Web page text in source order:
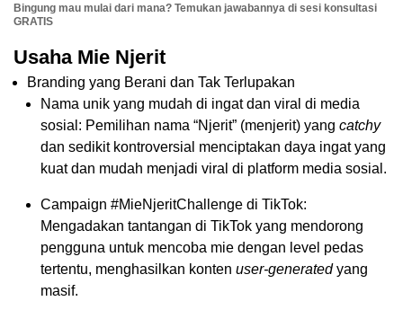
Bingung mau mulai dari mana? Temukan jawabannya di sesi konsultasi
GRATIS
Usaha Mie Njerit
Branding yang Berani dan Tak Terlupakan
Nama unik yang mudah di ingat dan viral di media
sosial: Pemilihan nama “Njerit” (menjerit) yang catchy
dan sedikit kontroversial menciptakan daya ingat yang
kuat dan mudah menjadi viral di platform media sosial.
Campaign #MieNjeritChallenge di TikTok:
Mengadakan tantangan di TikTok yang mendorong
pengguna untuk mencoba mie dengan level pedas
tertentu, menghasilkan konten user-generatedyang
masif.